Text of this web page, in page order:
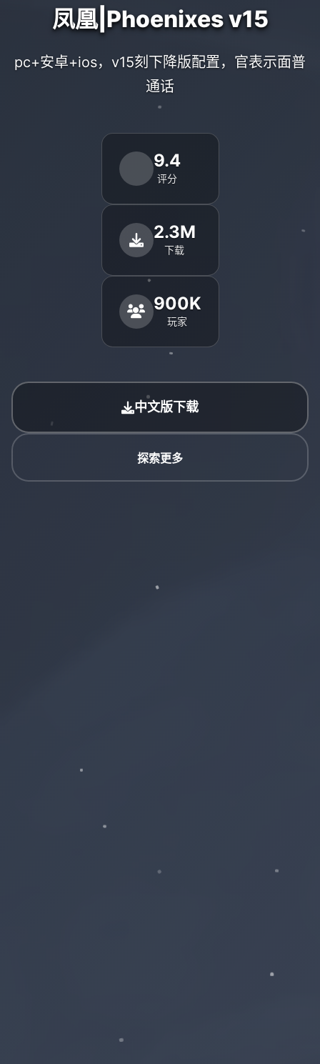
凤凰|Phoenixes v15
pc+安卓+ios，v15刻下降版配置，官表示面普
通话
9.4
评分
2.3M
下载
900K
玩家
中文版下载
探索更多